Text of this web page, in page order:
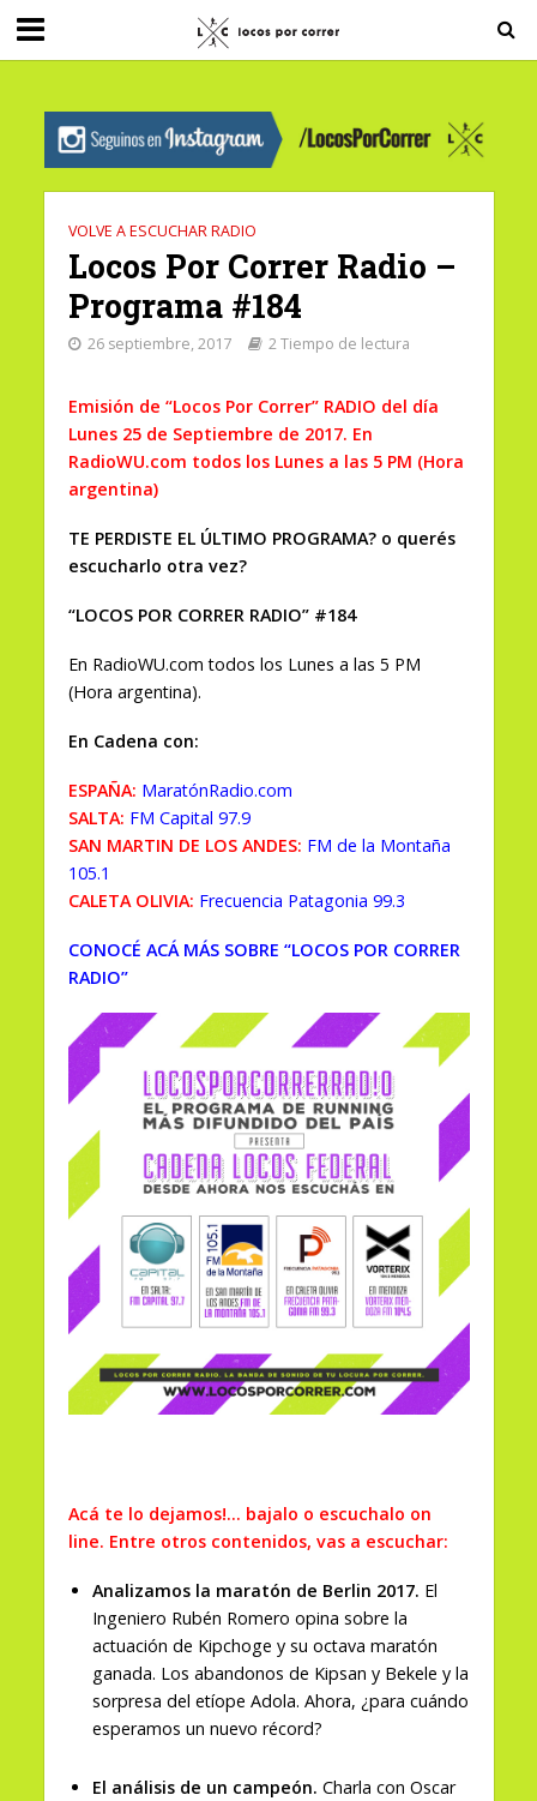
G-0X2PD3RFLV
VOLVE A ESCUCHAR RADIO
Locos Por Correr Radio –
Programa #184
26 septiembre, 2017 2 Tiempo de lectura
Emisión de “Locos Por Correr” RADIO del día
Lunes 25 de Septiembre de 2017. En
RadioWU.com todos los Lunes a las 5 PM (Hora
argentina)
TE PERDISTE EL ÚLTIMO PROGRAMA? o querés
escucharlo otra vez?
“LOCOS POR CORRER RADIO” #184
En RadioWU.com todos los Lunes a las 5 PM
(Hora argentina).
En Cadena con:
ESPAÑA: MaratónRadio.com
SALTA: FM Capital 97.9
SAN MARTIN DE LOS ANDES: FM de la Montaña
105.1
CALETA OLIVIA: Frecuencia Patagonia 99.3
CONOCÉ ACÁ MÁS SOBRE “LOCOS POR CORRER
RADIO”
Acá te lo dejamos!… bajalo o escuchalo on
line. Entre otros contenidos, vas a escuchar:
Analizamos la maratón de Berlin 2017. El
Ingeniero Rubén Romero opina sobre la
actuación de Kipchoge y su octava maratón
ganada. Los abandonos de Kipsan y Bekele y la
sorpresa del etíope Adola. Ahora, ¿para cuándo
esperamos un nuevo récord?
El análisis de un campeón. Charla con Oscar